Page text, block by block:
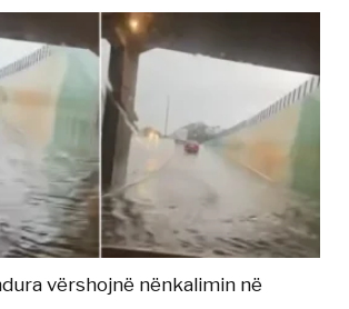
vërshojnë nënkalimin në